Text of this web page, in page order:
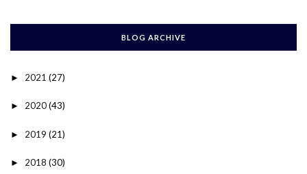
BLOG ARCHIVE
► 2021 (27)
► 2020(43)
► 2019 (21)
► 2018 (30)